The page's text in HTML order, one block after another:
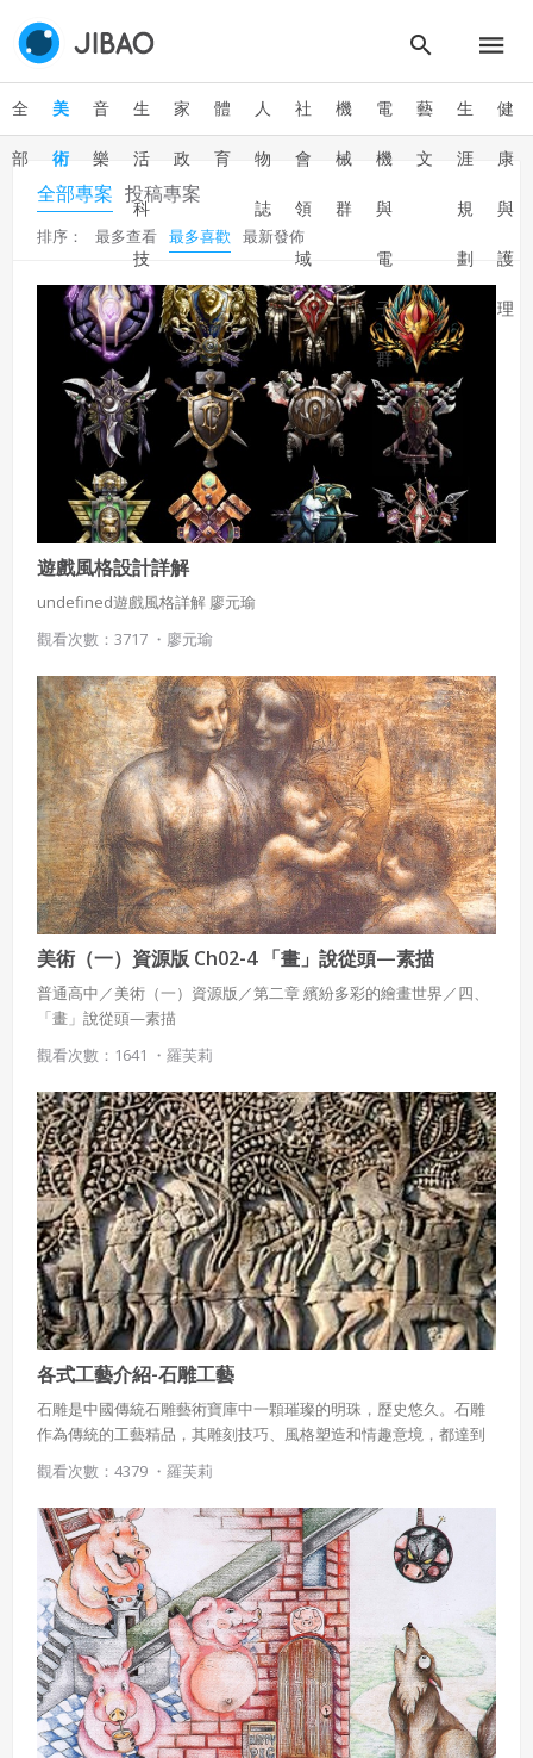
全
部
美
術
音
樂
生
活
科
技
家
政
體
育
人
物
誌
社
會
領
域
機
械
群
電
機
與
電
子
群
藝
文
生
涯
規
劃
健
康
與
護
理
全部專案 投稿專案
排序： 最多查看 最多喜歡 最新發佈
遊戲風格設計詳解
undefined遊戲風格詳解 廖元瑜
觀看次數：3717 ・ 廖元瑜
美術（一）資源版 Ch02-4 「畫」說從頭—素描
普通高中／美術（一）資源版／第二章 繽紛多彩的繪畫世界／四、
「畫」說從頭—素描
觀看次數：1641 ・ 羅芙莉
各式工藝介紹-石雕工藝
石雕是中國傳統石雕藝術寶庫中一顆璀璨的明珠，歷史悠久。石雕
作為傳統的工藝精品，其雕刻技巧、風格塑造和情趣意境，都達到
了前所未有的完美程度。石雕藝人在創作過程中遵循石材的自然特
點，發揮藝術構思的獨創性，因材施藝，依色取巧。
觀看次數：4379 ・ 羅芙莉